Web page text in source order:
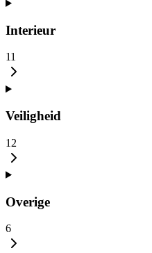
Interieur
11
Veiligheid
12
Overige
6